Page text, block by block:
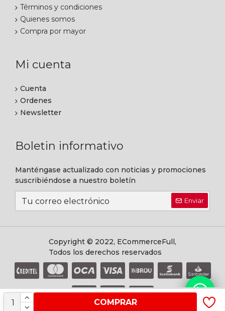
COMPRAR
Términos y condiciones
Quienes somos
Compra por mayor
Mi cuenta
Cuenta
Ordenes
Newsletter
Boletin informativo
Manténgase actualizado con noticias y promociones
suscribiéndose a nuestro boletín
Enviar
Copyright © 2022, ECommerceFull,
Todos los derechos reservados